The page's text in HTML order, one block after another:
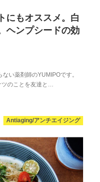
にもオススメ。白
ヘンプシードの効
い薬剤師のYUMIPOです。
のことを友達と…
Antiaging/アンチエイジング